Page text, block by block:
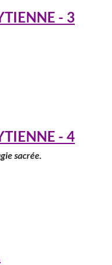
- 3
- 4
sacrée.